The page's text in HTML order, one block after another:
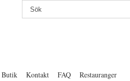
Butik Kontakt FAQ Restauranger